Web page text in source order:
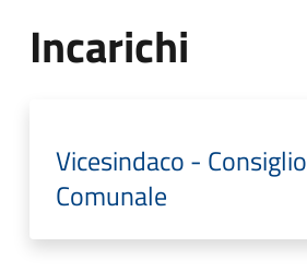
Incarichi
Vicesindaco - Consiglio
Comunale